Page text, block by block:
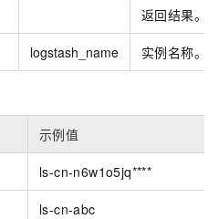
返回结果。
logstash_name 实例名称。
示例值
ls-cn-n6w1o5jq****
ls-cn-abc